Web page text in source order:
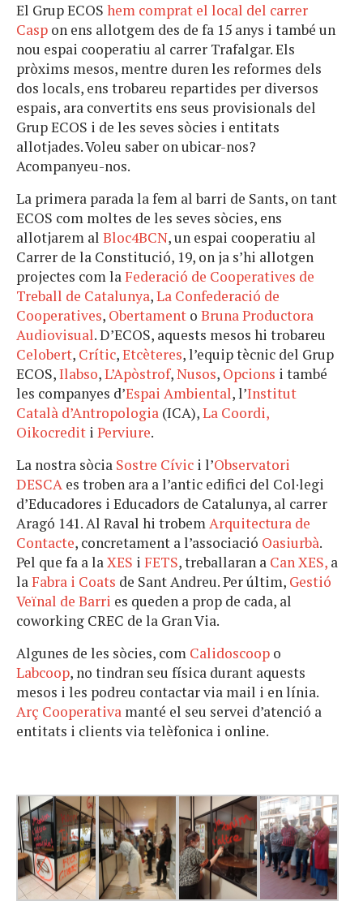
El Grup ECOS hem comprat el local del carrer
Casp on ens allotgem des de fa 15 anys i també un
nou espai cooperatiu al carrer Trafalgar. Els
pròxims mesos, mentre duren les reformes dels
dos locals, ens trobareu repartides per diversos
espais, ara convertits ens seus provisionals del
Grup ECOS i de les seves sòcies i entitats
allotjades. Voleu saber on ubicar-nos?
Acompanyeu-nos.
La primera parada la fem al barri de Sants, on tant
ECOS com moltes de les seves sòcies, ens
allotjarem al Bloc4BCN, un espai cooperatiu al
Carrer de la Constitució, 19, on ja s’hi allotgen
projectes com laFederació de Cooperatives de
Treball de Catalunya,La Confederació de
Cooperatives, Obertament o Bruna Productora
Audiovisual. D’ECOS, aquests mesos hi trobareu
Celobert, Crític,Etcèteres, l’equip tècnic del Grup
ECOS,Ilabso,L’Apòstrof,Nusos, Opcions i també
les companyes d’Espai Ambiental, l’Institut
Català d’Antropologia (ICA),La Coordi,
Oikocredit i Perviure.
La nostra sòcia Sostre Cívic i l’Observatori
DESCA es troben ara a l’antic edifici del Col·legi
d’Educadores i Educadors de Catalunya, al carrer
Aragó 141. Al Raval hi trobemArquitectura de
Contacte, concretament a l’associació Oasiurbà.
Pel que fa a laXES i FETS, treballaran a Can XES, a
laFabra i Coats de Sant Andreu. Per últim, Gestió
Veïnal de Barri es queden a prop de cada, al
coworking CREC de la Gran Via.
Algunes de les sòcies, com Calidoscoop o
Labcoop, no tindran seu física durant aquests
mesos i les podreu contactar via mail i en línia.
Arç Cooperativa manté el seu servei d’atenció a
entitats i clients via telèfonica i online.